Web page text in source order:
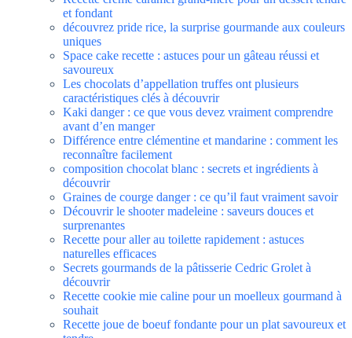
et fondant
découvrez pride rice, la surprise gourmande aux couleurs
uniques
Space cake recette : astuces pour un gâteau réussi et
savoureux
Les chocolats d’appellation truffes ont plusieurs
caractéristiques clés à découvrir
Kaki danger : ce que vous devez vraiment comprendre
avant d’en manger
Différence entre clémentine et mandarine : comment les
reconnaître facilement
composition chocolat blanc : secrets et ingrédients à
découvrir
Graines de courge danger : ce qu’il faut vraiment savoir
Découvrir le shooter madeleine : saveurs douces et
surprenantes
Recette pour aller au toilette rapidement : astuces
naturelles efficaces
Secrets gourmands de la pâtisserie Cedric Grolet à
découvrir
Recette cookie mie caline pour un moelleux gourmand à
souhait
Recette joue de boeuf fondante pour un plat savoureux et